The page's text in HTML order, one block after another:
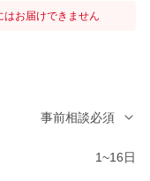
お届けできません
事前相談必須
1~16日